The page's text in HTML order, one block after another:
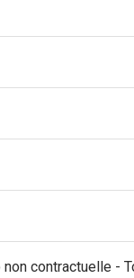
non contractuelle -